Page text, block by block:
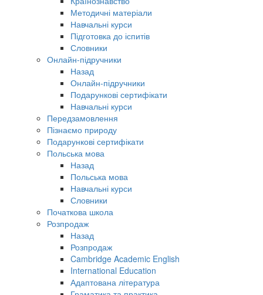
Методичні матеріали
Навчальні курси
Підготовка до іспитів
Словники
Онлайн-підручники
Назад
Онлайн-підручники
Подарункові сертифікати
Навчальні курси
Передзамовлення
Пізнаємо природу
Подарункові сертифікати
Польська мова
Назад
Польська мова
Навчальні курси
Словники
Початкова школа
Розпродаж
Назад
Розпродаж
Cambridge Academic English
International Education
Адаптована література